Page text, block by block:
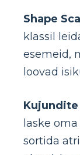
Shape
klassil
esemeid,
loovad
laske
sortida